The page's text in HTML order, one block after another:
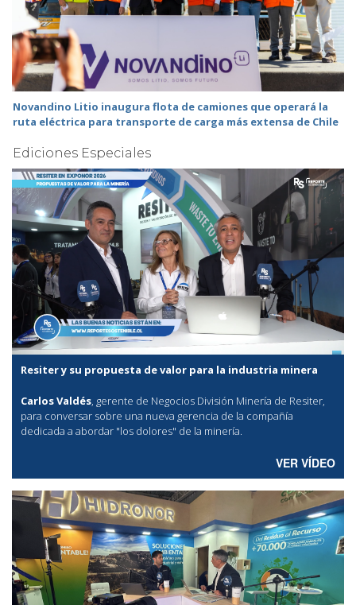
Novandino Litio inaugura flota de camiones que operará la
ruta eléctrica para transporte de carga más extensa de Chile
Ediciones Especiales
Resiter y su propuesta de valor para la industria minera
Carlos Valdés, gerente de Negocios División Minería de Resiter,
para conversar sobre una nueva gerencia de la compañía
dedicada a abordar "los dolores" de la minería.
VER VÍDEO